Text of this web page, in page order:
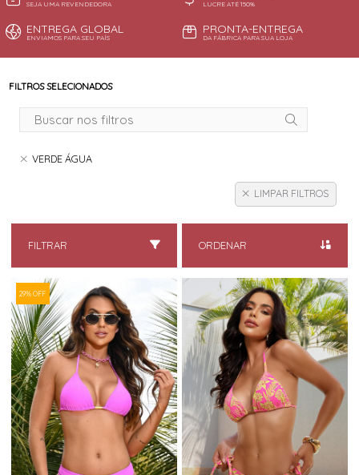
SEJA UMA REVENDEDORA LUCRE ATÉ 150%
ENTREGA GLOBAL
ENVIAMOS PARA SEU PAÍS
PRONTA-ENTREGA
DA FÁBRICA PARA SUA LOJA
FILTROS SELECIONADOS
VERDE ÁGUA
LIMPAR FILTROS
FILTRAR ORDENAR
29% OFF